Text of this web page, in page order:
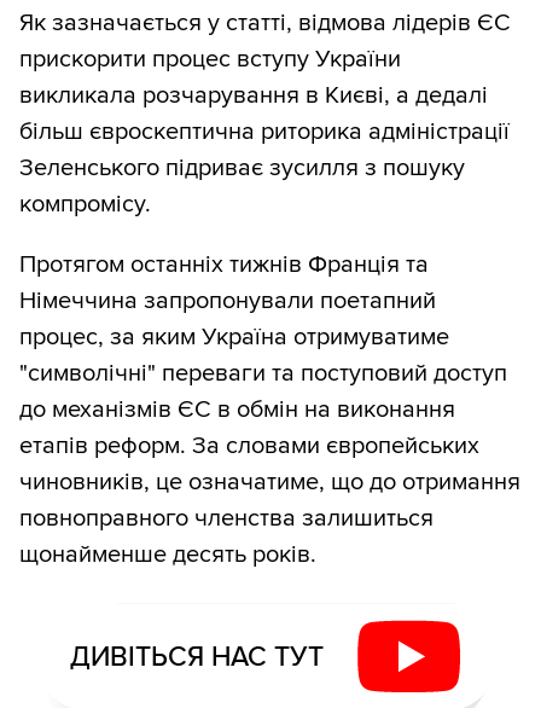
Як зазначається у статті, відмова лідерів ЄС
прискорити процес вступу України
викликала розчарування в Києві, а дедалі
більш євроскептична риторика адміністрації
Зеленського підриває зусилля з пошуку
компромісу.
Протягом останніх тижнів Франція та
Німеччина запропонували поетапний
процес, за яким Україна отримуватиме
"символічні" переваги та поступовий доступ
до механізмів ЄС в обмін на виконання
етапів реформ. За словами європейських
чиновників, це означатиме, що до отримання
повноправного членства залишиться
щонайменше десять років.
ДИВІТЬСЯ НАС ТУТ